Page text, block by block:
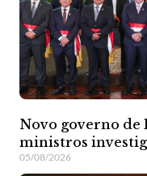
Novo governo de
ministros
05/08/2026